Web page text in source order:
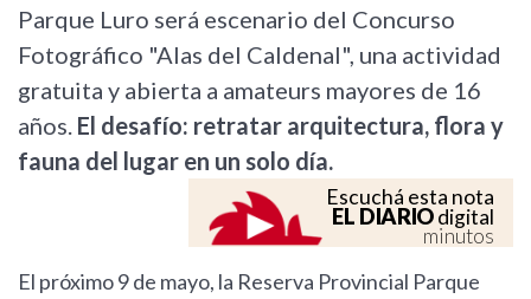
Parque Luro será escenario del Concurso
Fotográfico "Alas del Caldenal", una actividad
gratuita y abierta a amateurs mayores de 16
años. El desafío: retratar arquitectura, flora y
fauna del lugar en un solo día.
Escuchá esta nota
EL DIARIOdigital
minutos
El próximo 9 de mayo, la Reserva Provincial Parque